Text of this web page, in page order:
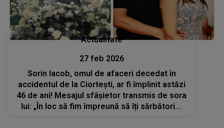
Actualitate
27 feb 2026
Sorin Iacob, omul de afaceri decedat în
accidentul de la Ciortești, ar fi împlinit astăzi
46 de ani! Mesajul sfâșietor transmis de sora
lui: „În loc să fim împreună să îți sărbătorim